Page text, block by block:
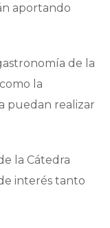
aportando
de la
la
puedan realizar
la Cátedra
interés tanto